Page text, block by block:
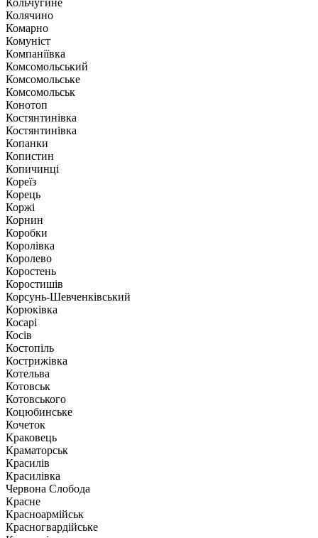
Кольчугине
Колячино
Комарно
Комуніст
Компаніївка
Комсомольський
Комсомольське
Комсомольськ
Конотоп
Костянтинівка
Костянтинівка
Копанки
Копистин
Копичинці
Кореїз
Корець
Коржі
Корнин
Коробки
Королівка
Королево
Коростень
Коростишів
Корсунь-Шевченківський
Корюківка
Косарі
Косів
Костопіль
Кострижівка
Котельва
Котовськ
Котовського
Коцюбинське
Кочеток
Краковець
Краматорськ
Красилів
Красилівка
Червона Слобода
Красне
Красноармійськ
Красногвардійське